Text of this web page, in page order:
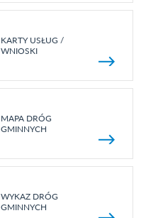
KARTY USŁUG /
WNIOSKI
MAPA DRÓG
GMINNYCH
WYKAZ DRÓG
GMINNYCH